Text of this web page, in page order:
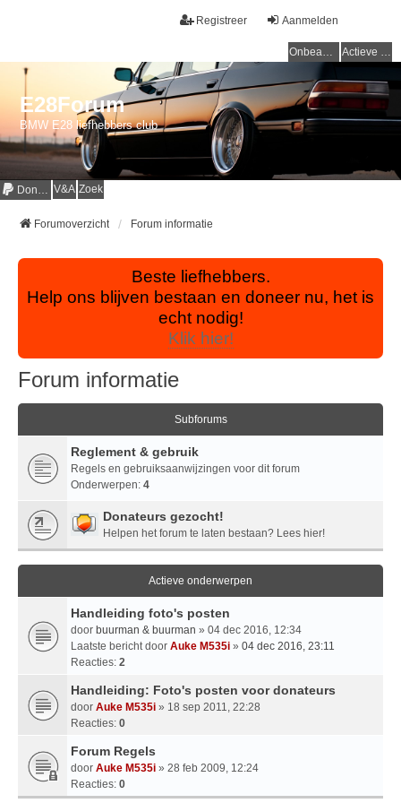
Aanmelden
Registreer
Onbeantwoorde onderwerpen Actieve onderwerpen
E28Forum
BMW E28 liefhebbers club
Donaties V&A Zoek
Forumoverzicht Forum informatie
Beste liefhebbers.
Help ons blijven bestaan en doneer nu, het is
echt nodig!
Klik hier!
Forum informatie
Subforums
Reglement & gebruik
Regels en gebruiksaanwijzingen voor dit forum
Onderwerpen: 4
Donateurs gezocht!
Helpen het forum te laten bestaan? Lees hier!
Actieve onderwerpen
Handleiding foto's posten
door buurman & buurman » 04 dec 2016, 12:34
Laatste bericht door Auke M535i » 04 dec 2016, 23:11
Reacties: 2
Handleiding: Foto's posten voor donateurs
door Auke M535i » 18 sep 2011, 22:28
Reacties: 0
Forum Regels
door Auke M535i » 28 feb 2009, 12:24
Reacties: 0